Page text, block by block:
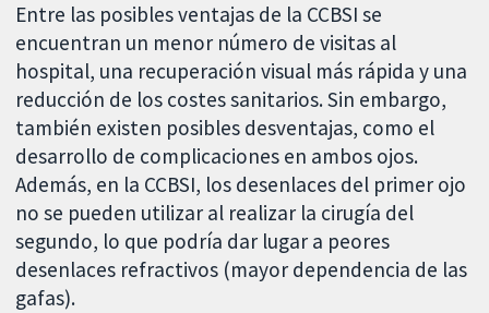
Entre las posibles ventajas de la CCBSI se
encuentran un menor número de visitas al
hospital, una recuperación visual más rápida y una
reducción de los costes sanitarios. Sin embargo,
también existen posibles desventajas, como el
desarrollo de complicaciones en ambos ojos.
Además, en la CCBSI, los desenlaces del primer ojo
no se pueden utilizar al realizar la cirugía del
segundo, lo que podría dar lugar a peores
desenlaces refractivos (mayor dependencia de las
gafas).